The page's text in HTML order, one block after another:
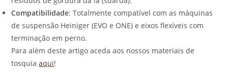
Compatibilidade: Totalmente compatível com as máquinas
de suspensão Heiniger (EVO e ONE) e eixos flexíveis com
terminação em perno.
Para além deste artigo aceda aos nossos materiais de
tosquiaaqui!